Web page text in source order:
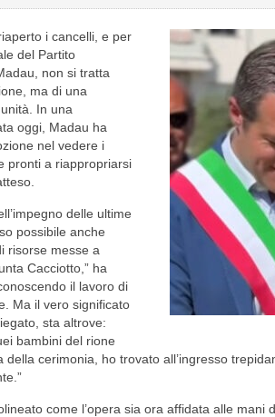
i cancelli, e per
del Partito
non si tratta
ma di una
In una
oggi, Madau ha
nel vedere i
pronti a riappropriarsi
delle ultime
possibile anche
risorse messe a
Cacciotto,” ha
il lavoro di
Ma il vero significato
sta altrove:
bambini del rione
della cerimonia, ho trovato all’ingresso
come l’opera sia ora affidata alle mani